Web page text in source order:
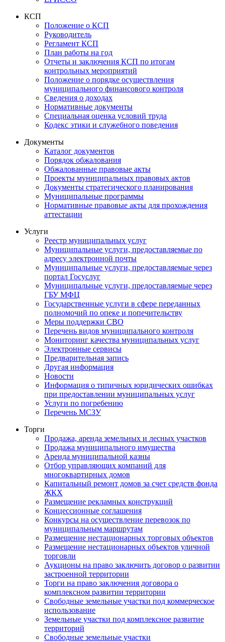
КСП
Положение о КСП
Руководитель
Регламент КСП
План работы на год
Отчеты и заключения КСП по итогам
контрольных мероприятий
Положение о порядке осуществления
муниципального финансового контроля
Сведения о доходах
Нормативные документы
Специальная оценка условий труда
Кодекс этики и служебного поведения
Документы
Каталог документов
Порядок обжалования
Обжалованные правовые акты
Проекты муниципальных правовых актов
Документы стратегического планирования
Муниципальные программы
Нормативные правовые акты для прохождения
аттестации
Услуги
Реестр муниципальных услуг
Муниципальные услуги, предоставляемые по
адресу электронной почты
Муниципальные услуги, предоставляемые через
портал Госуслуг
Муниципальные услуги, предоставляемые через
ГБУ МФЦ
Государственные услуги в сфере переданных
полномочий по опеке и попечительству
Меры поддержки СВО
Перечень видов муниципального контроля
Мониторинг качества муниципальных услуг
Электронные сервисы
Предварительная запись
Другая информация
Новости
Информация о типичных юридических ошибках
при предоставлении муниципальных услуг
Услуги по погребению
Перечень МСЗУ
Торги
Продажа, аренда земельных и лесных участков
Продажа муниципального имущества
Аренда муниципальной казны
Отбор управляющих компаний для
многоквартирных домов
Капитальный ремонт домов за счет средств фонда
ЖКХ
Размещение рекламных конструкций
Концессионные соглашения
Конкурсы на осуществление перевозок по
муниципальным маршрутам
Размещение нестационарных торговых объектов
Размещение нестационарных объектов уличной
торговли
Аукционы на право заключить договор о развитии
застроенной территории
Торги на право заключения договора о
комплексном развитии территории
Свободные земельные участки под коммерческое
использование
Земельные участки под комплексное развитие
территорий
Свободные земельные участки